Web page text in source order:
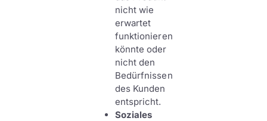
nicht wie
erwartet
funktionieren
könnte oder
nicht den
Bedürfnissen
des Kunden
entspricht.
Soziales